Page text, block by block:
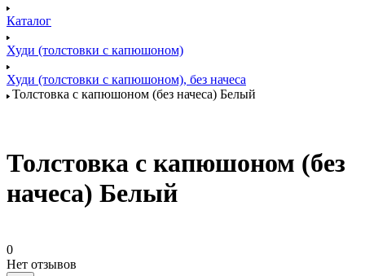
Каталог
Худи (толстовки с капюшоном)
Худи (толстовки c капюшоном), без начеса
Толстовка с капюшоном (без начеса) Белый
Толстовка с капюшоном (без
начеса) Белый
0
Нет отзывов